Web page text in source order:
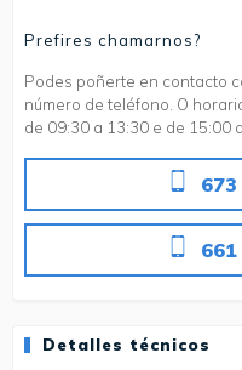
Prefires chamarnos?
Podes poñerte en contacto
número de teléfono. O
de 09:30 a 13:30 e de 15:00
Detalles técnicos